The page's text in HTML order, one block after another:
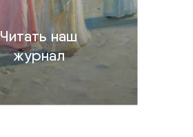
Читать наш
журнал